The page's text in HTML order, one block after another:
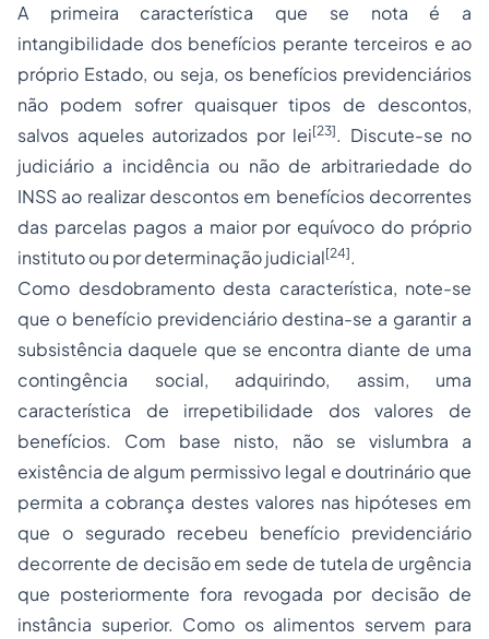
A primeira característica que se nota é a
intangibilidade dos benefícios perante terceiros e ao
próprio Estado, ou seja, os benefícios previdenciários
não podem sofrer quaisquer tipos de descontos,
salvos aqueles autorizados por lei[23]. Discute-se no
judiciário a incidência ou não de arbitrariedade do
INSS ao realizar descontos em benefícios decorrentes
das parcelas pagos a maior por equívoco do próprio
instituto ou por determinação judicial[24].
Como desdobramento desta característica, note-se
que o benefício previdenciário destina-se a garantir a
subsistência daquele que se encontra diante de uma
contingência social, adquirindo, assim, uma
característica de irrepetibilidade dos valores de
benefícios. Com base nisto, não se vislumbra a
existência de algum permissivo legal e doutrinário que
permita a cobrança destes valores nas hipóteses em
que o segurado recebeu benefício previdenciário
decorrente de decisão em sede de tutela de urgência
que posteriormente fora revogada por decisão de
instância superior. Como os alimentos servem para